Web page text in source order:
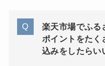
楽天市場でふる
ポイントをたく
込みをしたらい